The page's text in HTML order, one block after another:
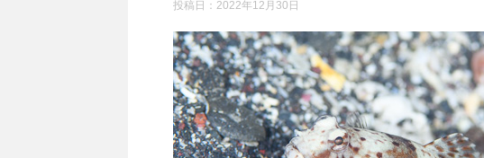
投稿日： 2022年12月30日